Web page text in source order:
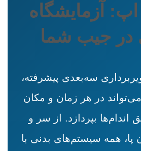
اپ: آزمایشگاه
در جیب شما
سه‌بعدی پیشرفته،
در هر زمان و مکان
اندام‌ها بپردازد. از سر و
پا، همه سیستم‌های بدنی با